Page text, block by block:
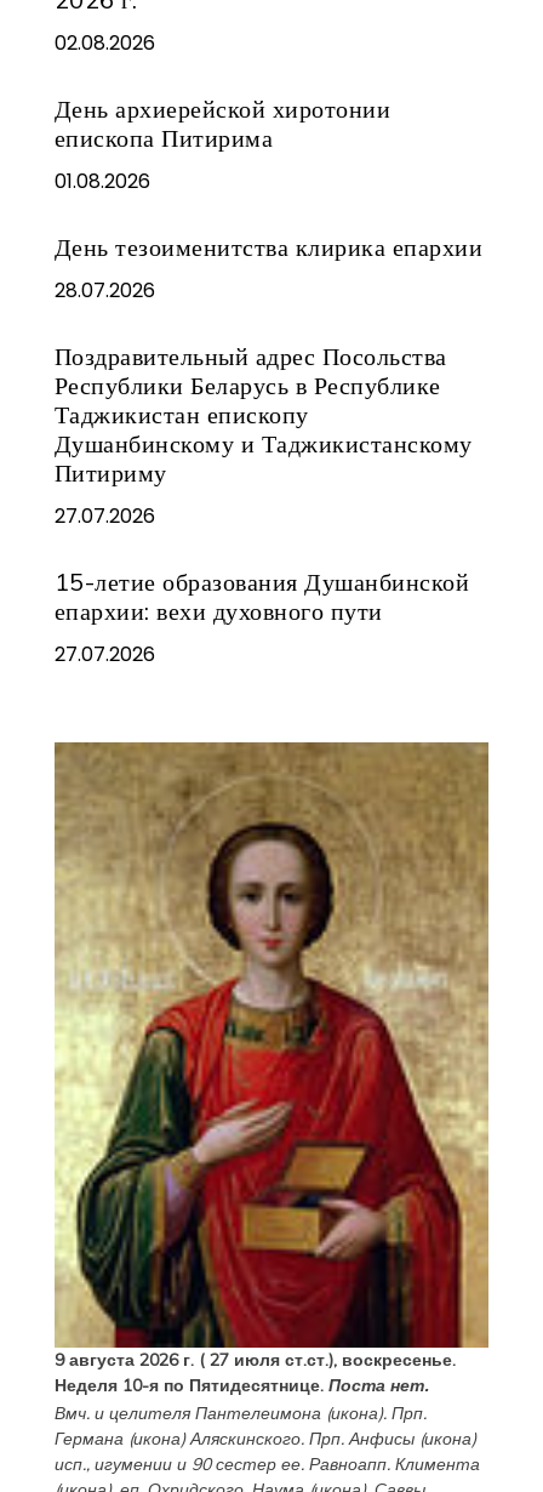
02.08.2026
День архиерейской хиротонии
епископа Питирима
01.08.2026
День тезоименитства клирика епархии
28.07.2026
Поздравительный адрес Посольства
Республики Беларусь в Республике
Таджикистан епископу
Душанбинскому и Таджикистанскому
Питириму
27.07.2026
15-летие образования Душанбинской
епархии: вехи духовного пути
27.07.2026
9 августа 2026 г. ( 27 июля ст.ст.), воскресенье.
Неделя 10-я по Пятидесятнице. Поста нет.
Вмч. и целителя Пантелеимона(икона). Прп.
Германа(икона) Аляскинского. Прп.Анфисы(икона)
исп., игумении и 90 сестер ее. Равноапп. Климента